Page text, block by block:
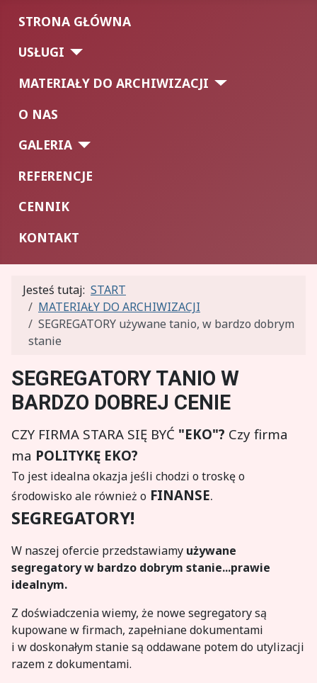
STRONA GŁÓWNA
USŁUGI
MATERIAŁY DO ARCHIWIZACJI
O NAS
GALERIA
REFERENCJE
CENNIK
KONTAKT
Jesteś tutaj: START
MATERIAŁY DO ARCHIWIZACJI
SEGREGATORY używane tanio, w bardzo dobrym
stanie
SEGREGATORY TANIO W
BARDZO DOBREJ CENIE
CZY FIRMA STARA SIĘ BYĆ "EKO"? Czy firma
ma POLITYKĘ EKO?
To jest idealna okazja jeśli chodzi o troskę o
środowisko ale również o FINANSE.
SEGREGATORY!
W naszej ofercie przedstawiamy używane
segregatory w bardzo dobrym stanie...prawie
idealnym.
Z doświadczenia wiemy, że nowe segregatory są
kupowane w firmach, zapełniane dokumentami
i w doskonałym stanie są oddawane potem do utylizacji
razem z dokumentami.